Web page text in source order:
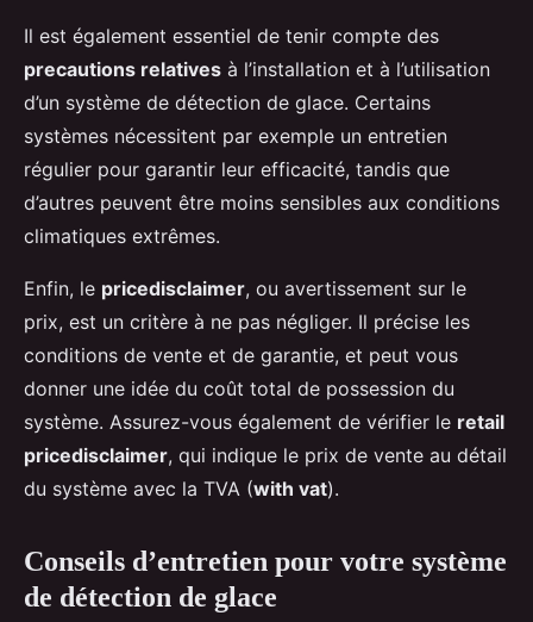
Il est également essentiel de tenir compte des
precautions relatives à l’installation et à l’utilisation
d’un système de détection de glace. Certains
systèmes nécessitent par exemple un entretien
régulier pour garantir leur efficacité, tandis que
d’autres peuvent être moins sensibles aux conditions
climatiques extrêmes.
Enfin, le pricedisclaimer, ou avertissement sur le
prix, est un critère à ne pas négliger. Il précise les
conditions de vente et de garantie, et peut vous
donner une idée du coût total de possession du
système. Assurez-vous également de vérifier le retail
pricedisclaimer, qui indique le prix de vente au détail
du système avec la TVA (with vat).
Conseils d’entretien pour votre système
de détection de glace